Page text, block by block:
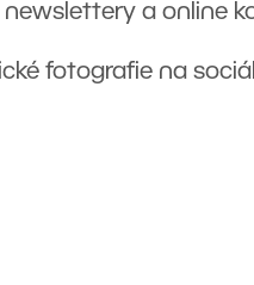
newslettery a online
fotografie na